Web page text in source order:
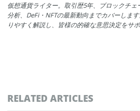
仮想通貨ライター。取引歴5年、ブロックチ
分析、DeFi・NFTの最新動向までカバーしま
りやすく解説し、皆様の的確な意思決定をサポ
RELATED ARTICLES